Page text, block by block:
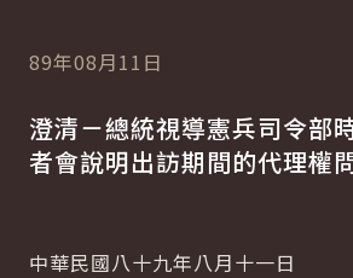
89年08月11日
澄清－總統視導憲兵司令部
者會說明出訪期間的代理權
中華民國八十九年八月十一日